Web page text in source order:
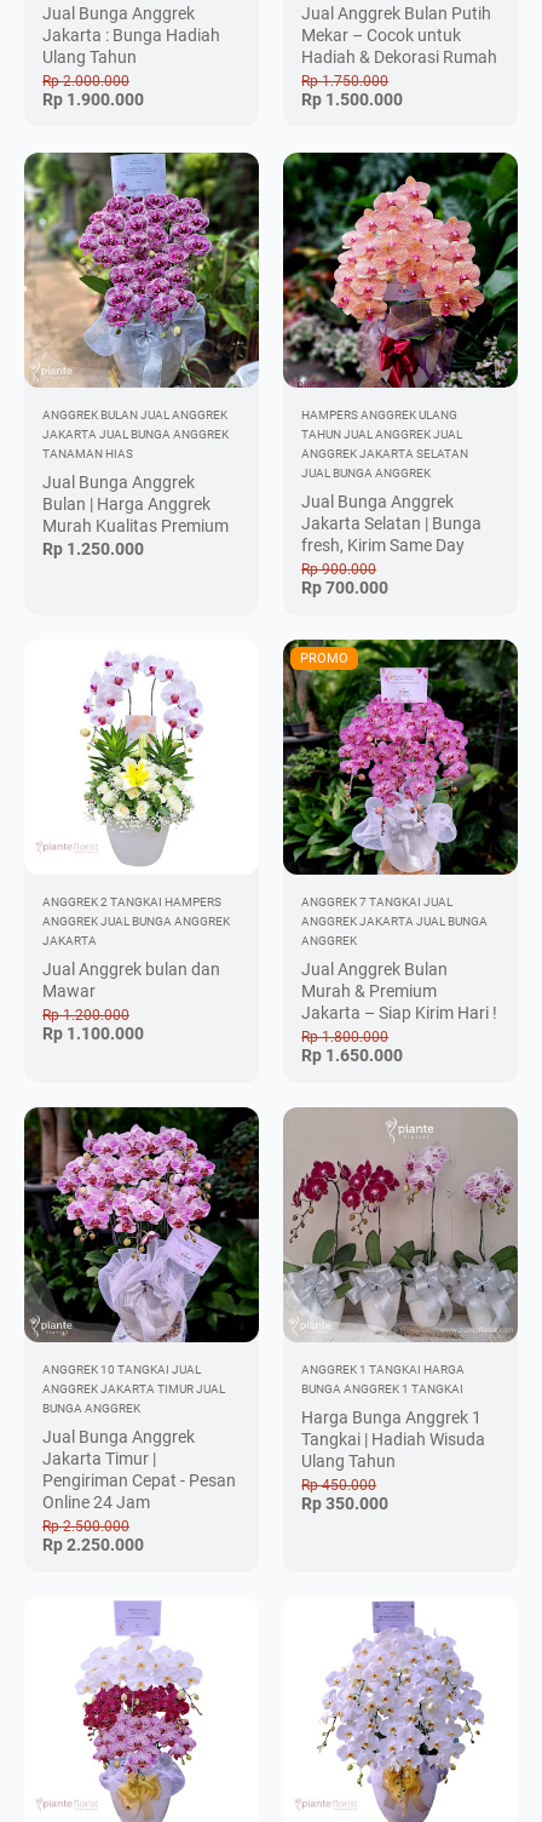
Jual Bunga Anggrek
Jakarta : Bunga Hadiah
Ulang Tahun
Rp 2.000.000
Rp 1.900.000
Jual Anggrek Bulan Putih
Mekar – Cocok untuk
Hadiah & Dekorasi Rumah
Rp 1.750.000
Rp 1.500.000
ANGGREK BULANJUAL ANGGREK
JAKARTA JUAL BUNGA ANGGREK
TANAMAN HIAS
Jual Bunga Anggrek
Bulan | Harga Anggrek
Murah Kualitas Premium
Rp 1.250.000
HAMPERS ANGGREK ULANG
TAHUNJUAL ANGGREKJUAL
ANGGREK JAKARTA SELATAN
JUAL BUNGA ANGGREK
Jual Bunga Anggrek
Jakarta Selatan | Bunga
fresh, Kirim Same Day
Rp 900.000
Rp 700.000
ANGGREK 2 TANGKAI HAMPERS
ANGGREKJUAL BUNGA ANGGREK
JAKARTA
Jual Anggrek bulan dan
Mawar
Rp 1.200.000
Rp 1.100.000
ANGGREK 7 TANGKAI JUAL
ANGGREK JAKARTA JUAL BUNGA
ANGGREK
Jual Anggrek Bulan
Murah & Premium
Jakarta – Siap Kirim Hari !
Rp 1.800.000
Rp 1.650.000
PROMO
ANGGREK 10 TANGKAI JUAL
ANGGREK JAKARTA TIMURJUAL
BUNGA ANGGREK
Jual Bunga Anggrek
Jakarta Timur |
Pengiriman Cepat - Pesan
Online 24 Jam
Rp 2.500.000
Rp 2.250.000
ANGGREK 1 TANGKAI HARGA
BUNGA ANGGREK 1 TANGKAI
Harga Bunga Anggrek 1
Tangkai | Hadiah Wisuda
Ulang Tahun
Rp 450.000
Rp 350.000